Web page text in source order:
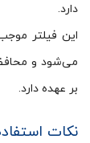
دارد.
این فیلتر
می‌شود و
بر عهده دارد.
نکات